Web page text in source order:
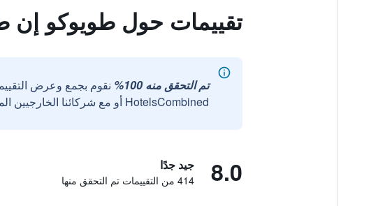
تقييمات حول طويوكو إن
تم التحقق منه 100%
نقوم بجمع وعرض
HotelsCombined أو مع شركائنا الخارجيين الموثوقين.
8.0 جيد جدًا
414 من التقييمات تم التحقق منها